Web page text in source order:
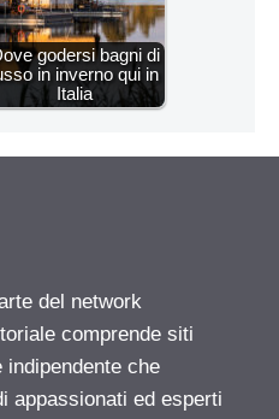
godersi bagni di
in inverno qui in
Italia
del network
comprende siti
che
appassionati ed esperti